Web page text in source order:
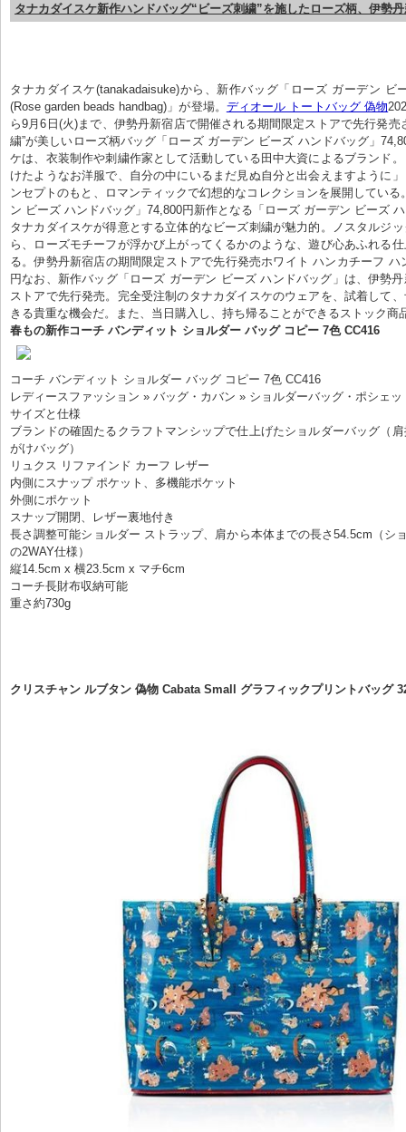
タナカダイスケ新作ハンドバッグ“ビーズ刺繍”を施したローズ柄、伊勢
タナカダイスケ(tanakadaisuke)から、新作バッグ「ローズ ガーデン ビ
(Rose garden beads handbag)」が登場。 ディオール トートバッグ 偽物
ら9月6日(火)まで、伊勢丹新宿店で開催される期間限定ストアで先行発売
繍”が美しいローズ柄バッグ「ローズ ガーデン ビーズ ハンドバッグ」
ケは、衣装制作や刺繍作家として活動している田中大資によるブランド
けたようなお洋服で、自分の中にいるまだ見ぬ自分と出会えますように
ンセプトのもと、ロマンティックで幻想的なコレクションを展開している
ン ビーズ ハンドバッグ」74,800円新作となる「ローズ ガーデン ビーズ
タナカダイスケが得意とする立体的なビーズ刺繍が魅力的。ノスタルジ
ら、ローズモチーフが浮かび上がってくるかのような、遊び心あふれる
る。伊勢丹新宿店の期間限定ストアで先行発売ホワイト ハンカチーフ ハ
円なお、新作バッグ「ローズ ガーデン ビーズ ハンドバッグ」は、伊勢
ストアで先行発売。完全受注制のタナカダイスケのウェアを、試着して
きる貴重な機会だ。また、当日購入し、持ち帰ることができるストック商
春もの新作コーチ バンディット ショルダー バッグ コピー 7色 CC416
コーチ バンディット ショルダー バッグ コピー 7色 CC416
レディースファッション » バッグ・カバン » ショルダーバッグ・ポシェッ
サイズと仕様
ブランドの確固たるクラフトマンシップで仕上げたショルダーバッグ（
がけバッグ）
リュクス リファインド カーフ レザー
内側にスナップ ポケット、多機能ポケット
外側にポケット
スナップ開閉、レザー裏地付き
長さ調整可能ショルダー ストラップ、肩から本体までの長さ54.5cm（シ
の2WAY仕様）
縦14.5cm x 横23.5cm x マチ6cm
コーチ長財布収納可能
重さ約730g
クリスチャン ルブタン 偽物 Cabata Small グラフィックプリントバッグ